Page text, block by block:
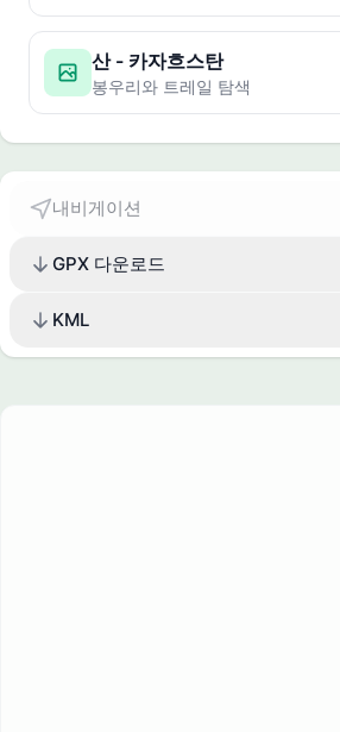
산 - 카자흐스탄
봉우리와 트레일 탐색
내비게이션
GPX 다운로드
KML